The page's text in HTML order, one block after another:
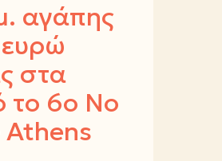
αγάπης
στα
το 6ο No
Athens